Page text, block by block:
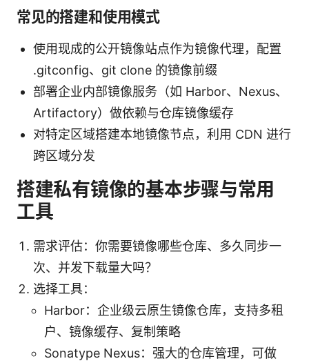
常见的搭建和使用模式
使用现成的公开镜像站点作为镜像代理，配置
.gitconfig、git clone 的镜像前缀
部署企业内部镜像服务（如 Harbor、Nexus、
Artifactory）做依赖与仓库镜像缓存
对特定区域搭建本地镜像节点，利用 CDN 进行
跨区域分发
搭建私有镜像的基本步骤与常用
工具
需求评估：你需要镜像哪些仓库、多久同步一
次、并发下载量大吗？
选择工具：
Harbor：企业级云原生镜像仓库，支持多租
户、镜像缓存、复制策略
Sonatype Nexus：强大的仓库管理，可做